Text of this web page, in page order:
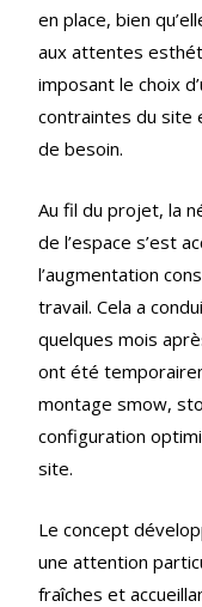
en place, bien
aux attentes
imposant le choix
contraintes du site
de besoin.
Au fil du projet, la
de l’espace s’est
l’augmentation
travail. Cela a
quelques mois
ont été
montage smow,
configuration
site.
Le concept
une attention
fraîches et